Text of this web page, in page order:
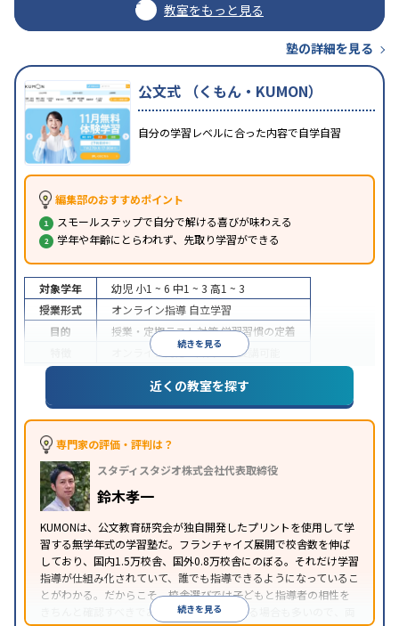
教室をもっと見る
塾の詳細を見る
公文式 （くもん・KUMON）
自分の学習レベルに合った内容で自学自習
編集部のおすすめポイント
スモールステップで自分で解ける喜びが味わえる
学年や年齢にとらわれず、先取り学習ができる
続きを見る
対象学年 幼児 小1 ~ 6 中1 ~ 3 高1 ~ 3
授業形式
オンライン指導 自立学習
目的
授業・定期テスト対策学習習慣の定着
オンライン対応1科目から受講可能
近くの教室を探す
専門家の評価・評判は？
スタディスタジオ株式会社代表取締役
鈴木孝一
KUMONは、公文教育研究会が独自開発したプリントを使用して学
習する無学年式の学習塾だ。フランチャイズ展開で校舎数を伸ば
しており、国内1.5万校舎、国外0.8万校舎にのぼる。それだけ学習
指導が仕組み化されていて、誰でも指導できるようになっているこ
とがわかる。だからこそ、校舎選びでは子どもと指導者の相性を
きちんと確認すべきである。近所に2校舎ある場合も多いので、両
続きを見る